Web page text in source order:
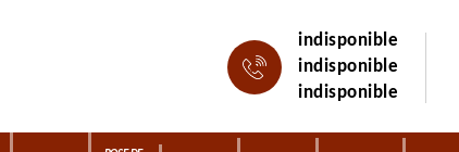
indisponible
indisponible
indisponible